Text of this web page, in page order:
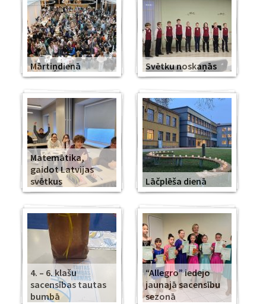
Mārtiņdienā Svētku noskaņās
Matemātika,
gaidot Latvijas
svētkus
Lāčplēša dienā
4. – 6. klašu
sacensības tautas
bumbā
“Allegro” iedejo
jaunajā sacensību
sezonā